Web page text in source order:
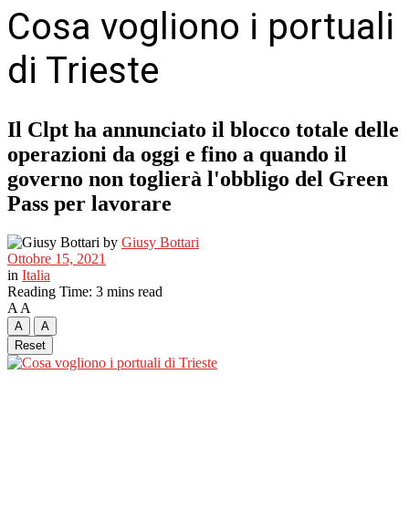
Cosa vogliono i portuali
di Trieste
Il Clpt ha annunciato il blocco totale delle
operazioni da oggi e fino a quando il
governo non toglierà l'obbligo del Green
Pass per lavorare
by Giusy Bottari
Ottobre 15, 2021
in Italia
Reading Time: 3 mins read
A A
A
A
Reset